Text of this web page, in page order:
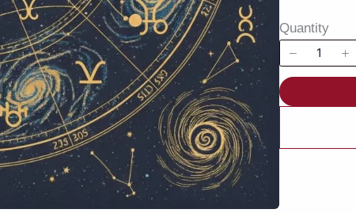
Quantity